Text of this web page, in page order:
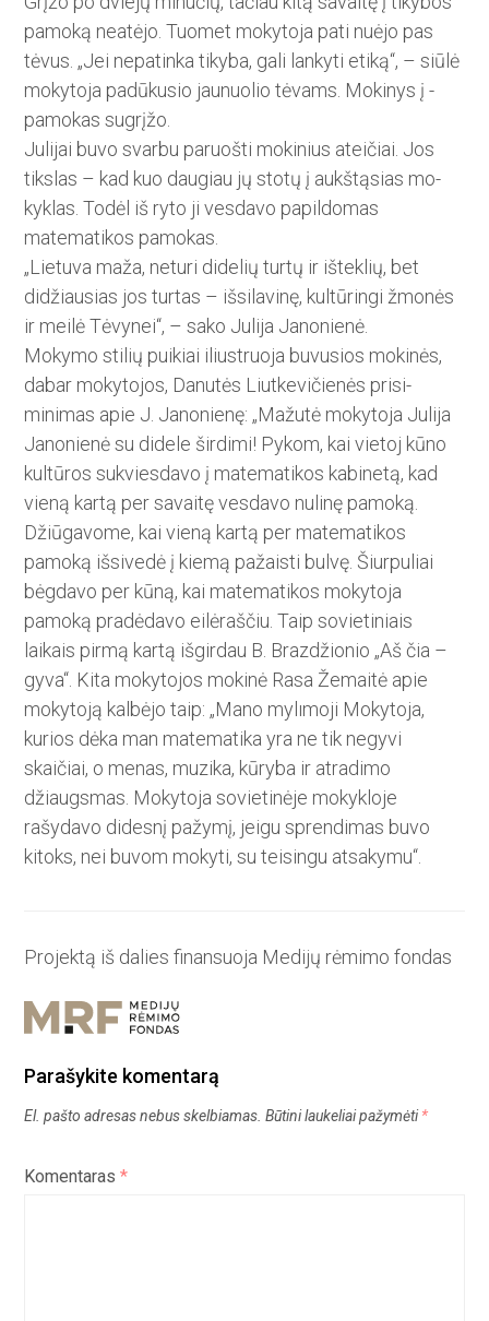
pamoką neatėjo. Tuomet mokytoja pati nuėjo pas
tėvus. „Jei nepatinka tikyba, gali lankyti etiką“, – siūlė
mokytoja padūkusio jau­nuo­lio tėvams. Mokinys į ­
pamokas sugrįžo.
Julijai buvo svarbu paruošti mokinius ateičiai. Jos
tikslas – kad kuo daugiau jų stotų į aukštąsias mo­
kyklas. Todėl iš ryto ji vesdavo papildomas
matematikos pamokas.
„Lietuva maža, neturi didelių turtų ir išteklių, bet
didžiausias jos turtas – išsilavinę, kultūringi žmonės
ir meilė Tėvynei“, – sako Julija Janonienė.
Mokymo stilių puikiai iliustruo­ja buvusios mokinės,
dabar moky­tojos, Danutės Liutkevičienės prisi­
minimas apie J. Janonienę: „Mažu­­tė ­mokytoja Julija
Janonienė su di­dele širdimi! Pykom, kai vietoj kūno
kultūros sukviesdavo į matematikos kabinetą, kad
vieną kartą per savaitę vesdavo nulinę pamoką.
Džiūgavome, kai vieną kartą per matematikos
pamoką išsivedė į kiemą pažaisti bulvę. Šiurpuliai
bėgdavo per kūną, kai matematikos moky­toja
pamoką pradėdavo eilėraščiu. Taip sovietiniais
laikais pirmą kartą išgirdau B. Brazdžionio „Aš čia –
gyva“. Kita mokytojos mokinė Rasa Žemaitė apie
mokytoją kalbėjo taip: „Mano mylımoji Mokytoja,
kurios­ dėka man matematika yra ne tik negyvi
skaičiai, o menas, muzika, kūryba ir atradimo
džiaugsmas. Mokytoja sovietinėje mokykloje
rašydavo didesnį pažymį, jeigu sprendimas buvo
kitoks, nei buvom mokyti, su teisingu atsakymu“.
Projektą iš dalies finansuoja Medijų rėmimo fondas
Parašykite komentarą
El. pašto adresas nebus skelbiamas. Būtini laukeliai pažymėti*
Komentaras*